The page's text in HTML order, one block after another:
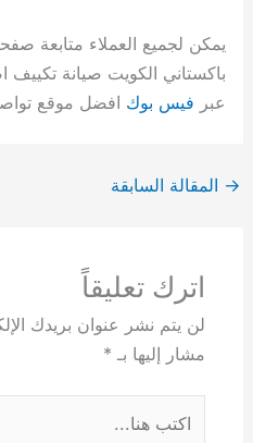
يمكن لجميع العملاء متابعة
باكستاني الكويت صيانة
عبر فيس بوك افضل موقع
→ المقالة السابقة
اترك تعليقاً
لن يتم نشر عنوان بريدك
مشار إليها بـ *